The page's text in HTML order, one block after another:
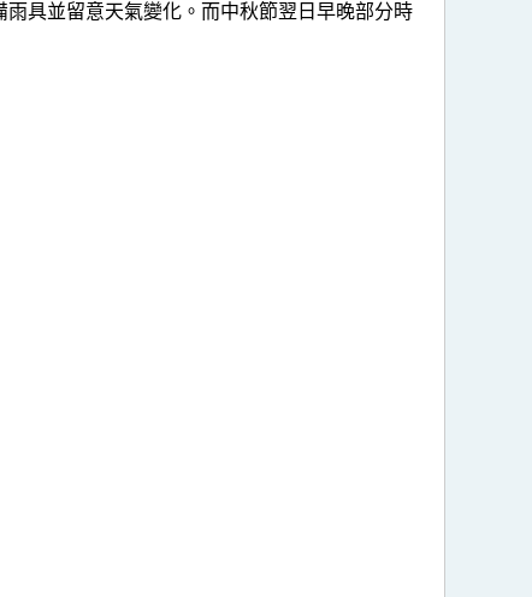
具並留意天氣變化。而中秋節翌日早晚部分時